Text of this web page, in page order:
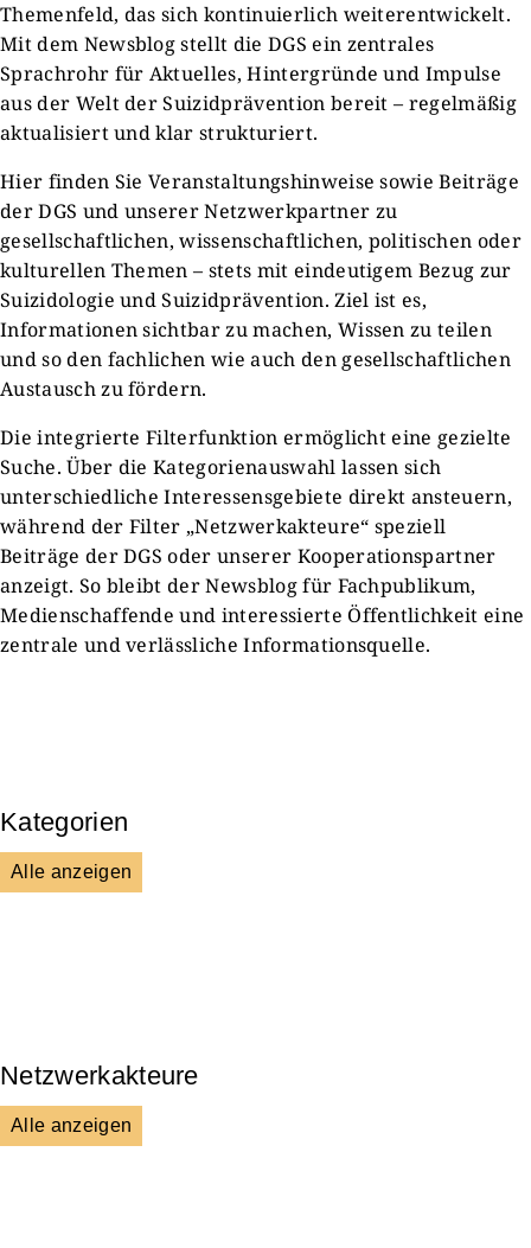
Themenfeld, das sich kontinuierlich weiterentwickelt.
Mit dem Newsblog stellt die DGS ein zentrales
Sprachrohr für Aktuelles, Hintergründe und Impulse
aus der Welt der Suizidprävention bereit – regelmäßig
aktualisiert und klar strukturiert.
Hier finden Sie Veranstaltungshinweise sowie Beiträge
der DGS und unserer Netzwerkpartner zu
gesellschaftlichen, wissenschaftlichen, politischen oder
kulturellen Themen – stets mit eindeutigem Bezug zur
Suizidologie und Suizidprävention. Ziel ist es,
Informationen sichtbar zu machen, Wissen zu teilen
und so den fachlichen wie auch den gesellschaftlichen
Austausch zu fördern.
Die integrierte Filterfunktion ermöglicht eine gezielte
Suche. Über die Kategorienauswahl lassen sich
unterschiedliche Interessensgebiete direkt ansteuern,
während der Filter „Netzwerkakteure“ speziell
Beiträge der DGS oder unserer Kooperationspartner
anzeigt. So bleibt der Newsblog für Fachpublikum,
Medienschaffende und interessierte Öffentlichkeit eine
zentrale und verlässliche Informationsquelle.
Kategorien
Alle anzeigen
Netzwerkakteure
Alle anzeigen